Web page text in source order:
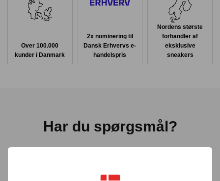
Over 100.000
kunder i Danmark
2x nominering til
Dansk Erhvervs e-
handelspris
Nordens største
forhandler af
eksklusive
sneakers
Har du spørgsmål?
gennem linket herunder og vi vender tilbage til dig hurtigst